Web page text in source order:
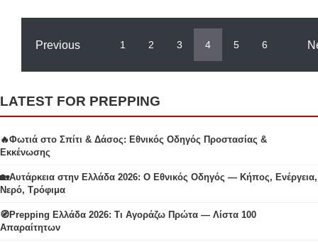
Previous 1 2 3 4 5 6
LATEST FOR PREPPING
🔥Φωτιά στο Σπίτι & Δάσος: Εθνικός Οδηγός Προστασίας &
Εκκένωσης
🏡Αυτάρκεια στην Ελλάδα 2026: Ο Εθνικός Οδηγός — Κήπος, Ενέργεια,
Νερό, Τρόφιμα
🧭Prepping Ελλάδα 2026: Τι Αγοράζω Πρώτα — Λίστα 100
Απαραίτητων